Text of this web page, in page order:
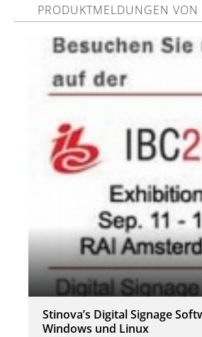
PRODUKTMELDUNGEN VON
Stinova’s Digital Signage
Windows und Linux